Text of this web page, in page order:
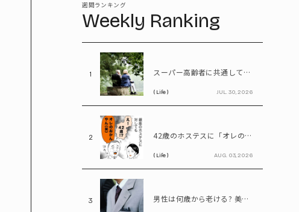
週間ランキング
Weekly Ranking
1 スーパー高齢者に共通していた「体の特徴」とは? 慶應大研究で判明した長寿の秘密
( Life ) JUL. 30, 2026
2 42歳のホステスに「オレのおかんやん(笑)」と言ってしまう58歳
( Life ) AUG. 03, 2026
3 男性は何歳から老ける? 美容医療の医師が語る「老化の初期サイン」